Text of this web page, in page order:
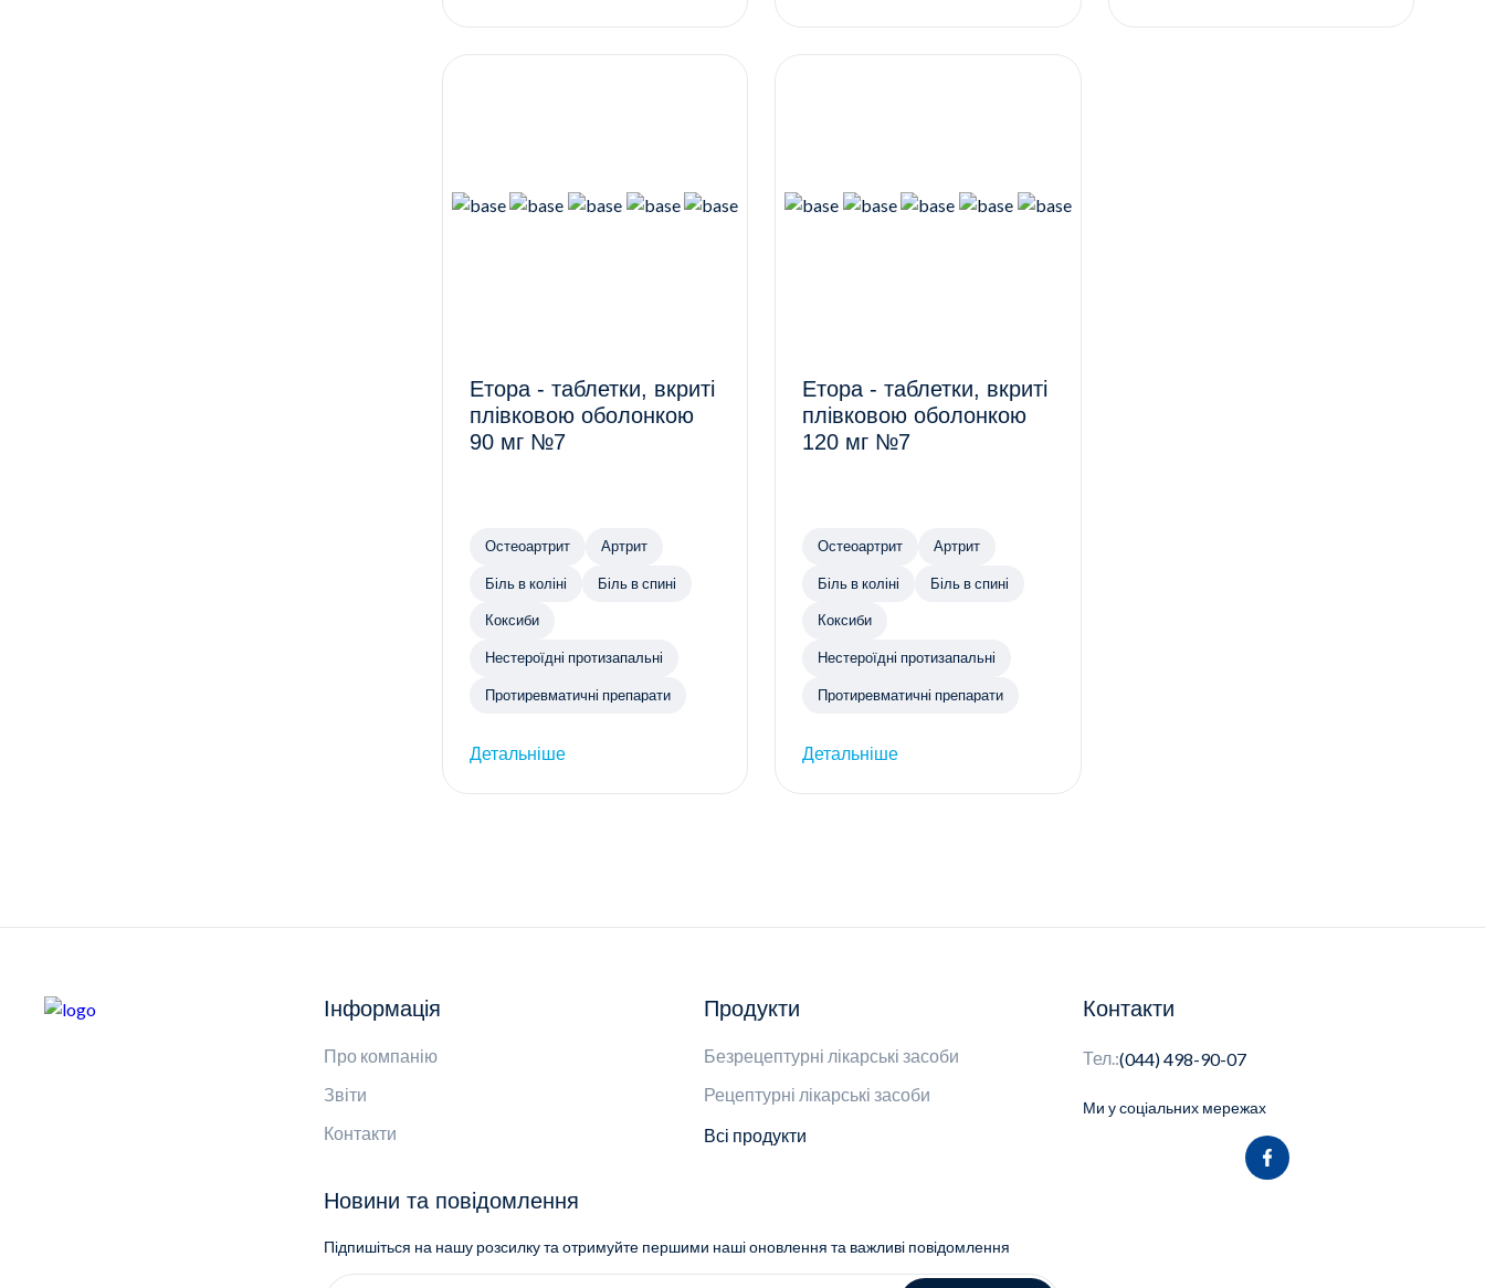
Етора - таблетки, вкриті
плівковою оболонкою
90 мг №7
Остеоартрит Артрит
Біль в коліні Біль в спині
Коксиби
Нестероїдні протизапальні
Протиревматичні препарати
Детальніше
Етора - таблетки, вкриті
плівковою оболонкою
120 мг №7
Остеоартрит Артрит
Біль в коліні Біль в спині
Коксиби
Нестероїдні протизапальні
Протиревматичні препарати
Детальніше
Інформація
Про компанію
Звіти
Контакти
Продукти
Безрецептурні лікарські засоби
Рецептурні лікарські засоби
Всі продукти
Контакти
Тел.:(044) 498-90-07
Ми у соціальних мережах
Новини та повідомлення
Підпишіться на нашу розсилку та отримуйте першими наші оновлення та важливі повідомлення